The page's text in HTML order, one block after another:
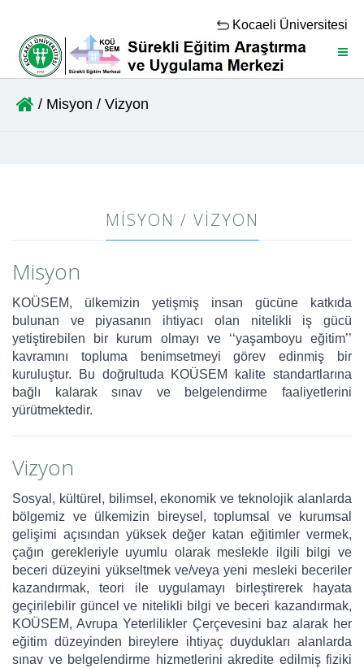
Kocaeli Üniversitesi
/ Misyon / Vizyon
MISYON / VIZYON
Misyon
KOÜSEM, ülkemizin yetişmiş insan gücüne katkıda
bulunan ve piyasanın ihtiyacı olan nitelikli iş gücü
yetiştirebilen bir kurum olmayı ve ‘‘yaşamboyu eğitim’’
kavramını topluma benimsetmeyi görev edinmiş bir
kuruluştur. Bu doğrultuda KOÜSEM kalite standartlarına
bağlı kalarak sınav ve belgelendirme faaliyetlerini
yürütmektedir.
Vizyon
Sosyal, kültürel, bilimsel, ekonomik ve teknolojik alanlarda
bölgemiz ve ülkemizin bireysel, toplumsal ve kurumsal
gelişimi açısından yüksek değer katan eğitimler vermek,
çağın gerekleriyle uyumlu olarak meslekle ilgili bilgi ve
beceri düzeyini yükseltmek ve/veya yeni mesleki beceriler
kazandırmak, teori ile uygulamayı birleştirerek hayata
geçirilebilir güncel ve nitelikli bilgi ve beceri kazandırmak,
KOÜSEM, Avrupa Yeterlilikler Çerçevesini baz alarak her
eğitim düzeyinden bireylere ihtiyaç duydukları alanlarda
sınav ve belgelendirme hizmetlerini akredite edilmiş fiziki